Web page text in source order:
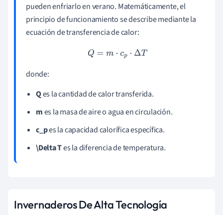
pueden enfriarlo en verano. Matemáticamente, el
principio de funcionamiento se describe mediante la
ecuación de transferencia de calor:
Q =m ⋅cp⋅Δ T
donde:
Qes la cantidad de calor transferida.
mes la masa de aire o agua en circulación.
c_pes la capacidad calorífica específica.
\Delta Tes la diferencia de temperatura.
Invernaderos De Alta Tecnología